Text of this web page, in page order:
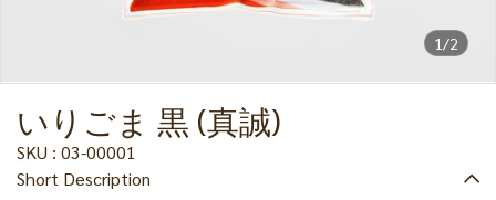
1/2
いりごま 黒 (真誠)
SKU : 03-00001
Short Description